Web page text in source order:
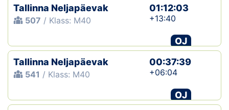
Tallinna Neljapäevak
507 / Klass: M40
01:12:03
+13:40
OJ
Tallinna Neljapäevak
541 / Klass: M40
00:37:39
+06:04
OJ